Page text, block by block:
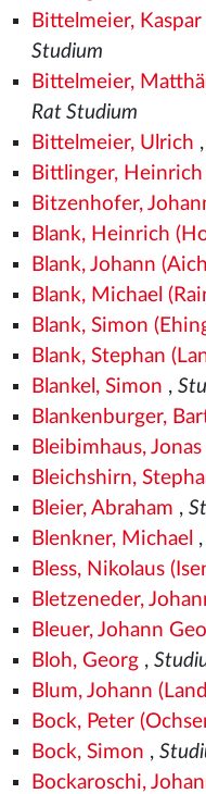
Bittelmeier, Kaspar
Studium
Bittelmeier,
Rat Studium
Bittelmeier, Ulrich ,
Bittlinger, Heinrich
Bitzenhofer,
Blank, Heinrich
Blank, Johann
Blank, Michael
Blank, Simon
Blank, Stephan
Blankel, Simon ,
Blankenburger,
Bleibimhaus, Jonas
Bleichshirn,
Bleier, Abraham ,
Blenkner, Michael ,
Bless, Nikolaus
Bletzeneder,
Bleuer, Johann
Bloh, Georg,
Blum, Johann
Bock, Peter
Bock, Simon ,
Bockaroschi,